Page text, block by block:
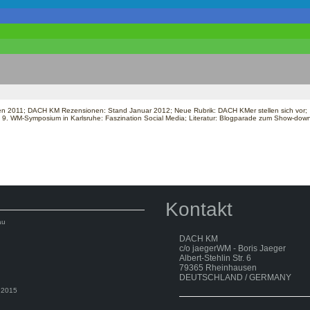
2011; DACH KM Rezensionen: Stand Januar 2012; Neue Rubrik: DACH KMer stellen sich vor;
WM-Symposium in Karlsruhe: Faszination Social Media; Literatur: Blogparade zum Show-
Kontakt
DACH KM
c/o jaegerWM - Boris Jaeger
Albert-Stehlin Str. 6
79365 Rheinhausen
DEUTSCHLAND / GERMANY